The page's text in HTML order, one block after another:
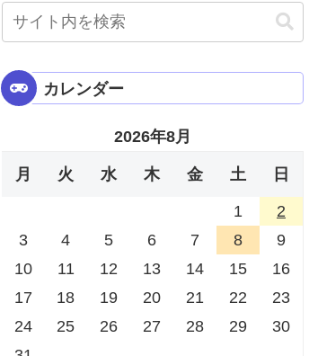
カレンダー
2026年8月
月 火 水 木 金 土 日
1
2
3
4 5 6 7 8
9
10
11 12 13 14 15
16
17
18 19 20 21 22
23
24
25 26 27 28 29
30